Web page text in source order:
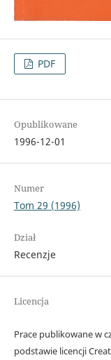
PDF
Opublikowane
1996-12-01
Numer
Tom 29 (1996)
Dział
Recenzje
Licencja
Prace publikowane w
podstawie licencji